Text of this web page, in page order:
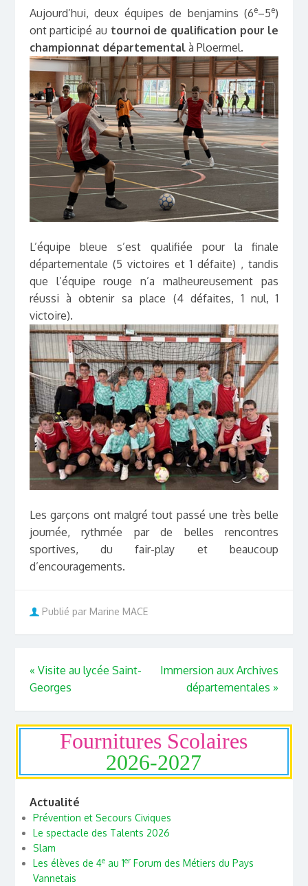
Aujourd’hui, deux équipes de benjamins (6e–5e)
ont participé au tournoi de qualification pour le
championnat départementalà Ploermel.
L’équipe bleue s’est qualifiée pour la finale
départementale (5 victoires et 1 défaite) , tandis
que l’équipe rouge n’a malheureusement pas
réussi à obtenir sa place (4 défaites, 1 nul, 1
victoire).
Les garçons ont malgré tout passé une très belle
journée, rythmée par de belles rencontres
sportives, du fair-play et beaucoup
d’encouragements.
Publié par Marine MACE
« Visite au lycée Saint-
Georges
Immersion aux Archives
départementales »
Fournitures Scolaires
2026-2027
Actualité
Prévention et Secours Civiques
Le spectacle des Talents 2026
Slam
Les élèves de 4eau 1erForum des Métiers du Pays
Vannetais